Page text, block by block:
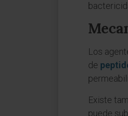
Los
de
Existe
puede